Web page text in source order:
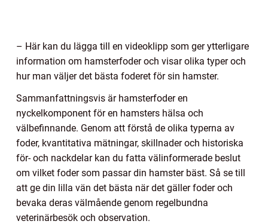
– Här kan du lägga till en videoklipp som ger ytterligare
information om hamsterfoder och visar olika typer och
hur man väljer det bästa foderet för sin hamster.
Sammanfattningsvis är hamsterfoder en
nyckelkomponent för en hamsters hälsa och
välbefinnande. Genom att förstå de olika typerna av
foder, kvantitativa mätningar, skillnader och historiska
för- och nackdelar kan du fatta välinformerade beslut
om vilket foder som passar din hamster bäst. Så se till
att ge din lilla vän det bästa när det gäller foder och
bevaka deras välmående genom regelbundna
veterinärbesök och observation.